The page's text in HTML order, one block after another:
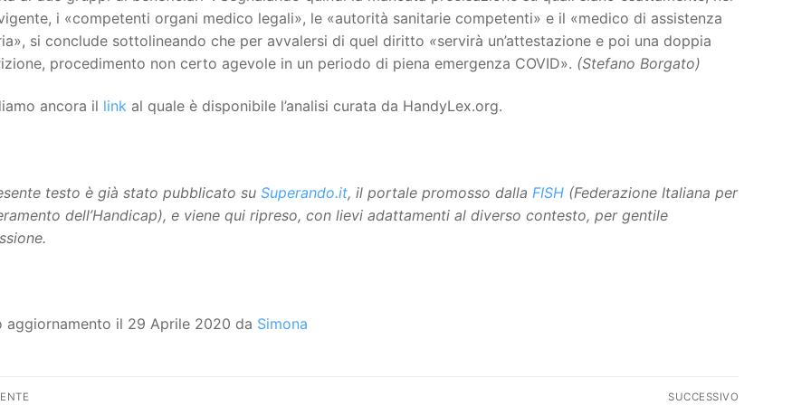
i «competenti organi medico legali», le «autorità sanitarie competenti» e il «medico di assistenza
si conclude sottolineando che per avvalersi di quel diritto «servirà un’attestazione e poi una doppia
procedimento non certo agevole in un periodo di piena emergenza COVID». (Stefano Borgato)
ancora il link al quale è disponibile l’analisi curata da HandyLex.org.
testo è già stato pubblicato su Superando.it, il portale promosso dalla FISH (Federazione Italiana per
dell’Handicap), e viene qui ripreso, con lievi adattamenti al diverso contesto, per gentile
aggiornamento il 29 Aprile 2020 da Simona
SUCCESSIVO